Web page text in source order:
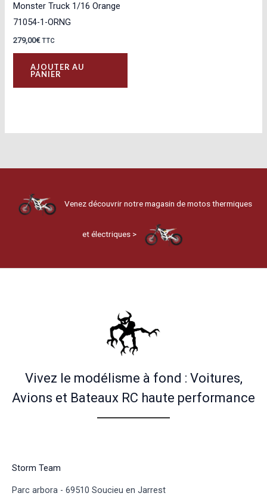
Monster Truck 1/16 Orange
71054-1-ORNG
279,00€ TTC
AJOUTER AU
PANIER
Venez découvrir notre magasin de motos thermiques
et électriques >
Vivez le modélisme à fond : Voitures,
Avions et Bateaux RC haute performance
Storm Team
Parc arbora - 69510 Soucieu en Jarrest